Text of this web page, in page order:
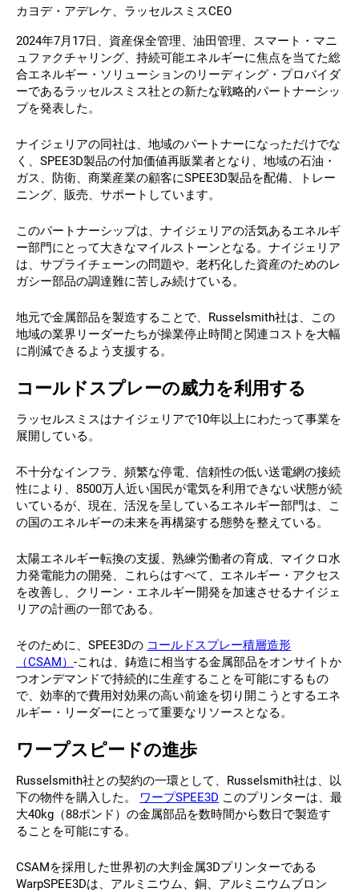
フォローする
X フェイスブックLinkedIn ユーチューブ
カヨデ・アデレケ、ラッセルスミスCEO
2024年7月17日、資産保全管理、油田管理、スマート・マニ
ュファクチャリング、持続可能エネルギーに焦点を当てた総
合エネルギー・ソリューションのリーディング・プロバイダ
ーであるラッセルスミス社との新たな戦略的パートナーシッ
プを発表した。
ナイジェリアの同社は、地域のパートナーになっただけでな
く、SPEE3D製品の付加価値再販業者となり、地域の石油・
ガス、防衛、商業産業の顧客にSPEE3D製品を配備、トレー
ニング、販売、サポートしています。
このパートナーシップは、ナイジェリアの活気あるエネルギ
ー部門にとって大きなマイルストーンとなる。ナイジェリア
は、サプライチェーンの問題や、老朽化した資産のためのレ
ガシー部品の調達難に苦しみ続けている。
地元で金属部品を製造することで、Russelsmith社は、この
地域の業界リーダーたちが操業停止時間と関連コストを大幅
に削減できるよう支援する。
コールドスプレーの威力を利用する
ラッセルスミスはナイジェリアで10年以上にわたって事業を
展開している。
不十分なインフラ、頻繁な停電、信頼性の低い送電網の接続
性により、8500万人近い国民が電気を利用できない状態が続
いているが、現在、活況を呈しているエネルギー部門は、こ
の国のエネルギーの未来を再構築する態勢を整えている。
太陽エネルギー転換の支援、熟練労働者の育成、マイクロ水
力発電能力の開発、これらはすべて、エネルギー・アクセス
を改善し、クリーン・エネルギー開発を加速させるナイジェ
リアの計画の一部である。
そのために、SPEE3Dの コールドスプレー積層造形
（CSAM）-これは、鋳造に相当する金属部品をオンサイトか
つオンデマンドで持続的に生産することを可能にするもの
で、効率的で費用対効果の高い前途を切り開こうとするエネ
ルギー・リーダーにとって重要なリソースとなる。
ワープスピードの進歩
Russelsmith社との契約の一環として、Russelsmith社は、以
下の物件を購入した。
ワープSPEE3D このプリンターは、最
大40kg（88ポンド）の金属部品を数時間から数日で製造す
ることを可能にする。
CSAMを採用した世界初の大判金属3Dプリンターである
WarpSPEE3Dは、アルミニウム、銅、アルミニウムブロン